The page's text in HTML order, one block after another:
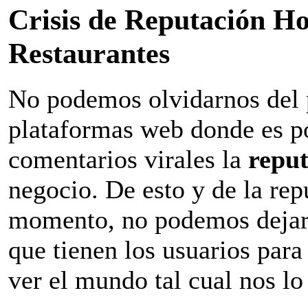
Crisis de Reputación
Restaurantes
No podemos olvidarnos del
plataformas web donde es
comentarios virales la
negocio. De esto y de la
momento, no podemos
que tienen los usuarios
ver el mundo tal cual nos